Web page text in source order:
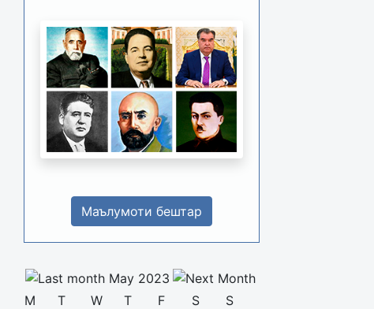
Маълумоти бештар
May 2023
M
T W T F S
S